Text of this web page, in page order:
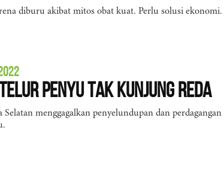
diburu akibat mitos obat kuat. Perlu solusi ekonomi.
Penyu Tak Kunjung Reda
Selatan menggagalkan penyelundupan dan